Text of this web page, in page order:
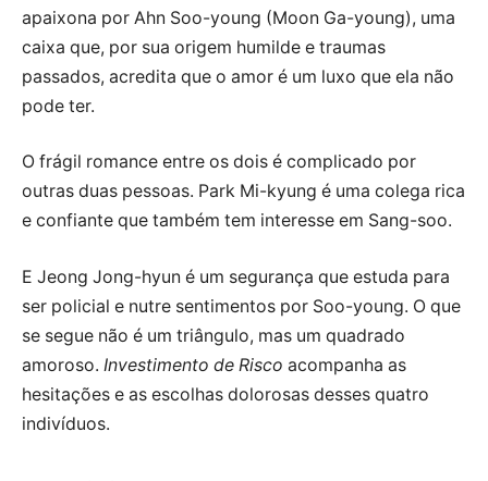
apaixona por Ahn Soo-young (Moon Ga-young), uma
caixa que, por sua origem humilde e traumas
passados, acredita que o amor é um luxo que ela não
pode ter.
O frágil romance entre os dois é complicado por
outras duas pessoas. Park Mi-kyung é uma colega rica
e confiante que também tem interesse em Sang-soo.
E Jeong Jong-hyun é um segurança que estuda para
ser policial e nutre sentimentos por Soo-young. O que
se segue não é um triângulo, mas um quadrado
amoroso. Investimento de Risco acompanha as
hesitações e as escolhas dolorosas desses quatro
indivíduos.